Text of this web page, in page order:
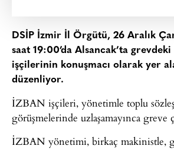
DSİP İzmir İl Örgütü, 26 Aralık
saat 19:00’da Alsancak’ta grevdeki
işçilerinin konuşmacı olarak yer
düzenliyor.
İZBAN işçileri, yönetimle toplu
görüşmelerinde uzlaşamayınca greve
İZBAN yönetimi, birkaç makinistle,